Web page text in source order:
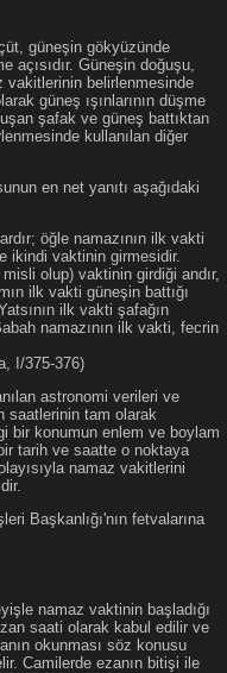
güneşin gökyüzünde
açısıdır. Güneşin doğuşu,
vakitlerinin belirlenmesinde
güneş ışınlarının düşme
şafak ve güneş battıktan
kullanılan diğer
en net yanıtı aşağıdaki
öğle namazının ilk vakti
ikindi vaktinin girmesidir.
olup) vaktinin girdiği andır,
ilk vakti güneşin battığı
ilk vakti şafağın
namazının ilk vakti, fecrin
I/375-376)
astronomi verileri ve
saatlerinin tam olarak
bir konumun enlem ve boylam
tarih ve saatte o noktaya
namaz vakitlerini
Başkanlığı'nın fetvalarına
namaz vaktinin başladığı
saati olarak kabul edilir ve
okunması söz konusu
Camilerde ezanın bitişi ile